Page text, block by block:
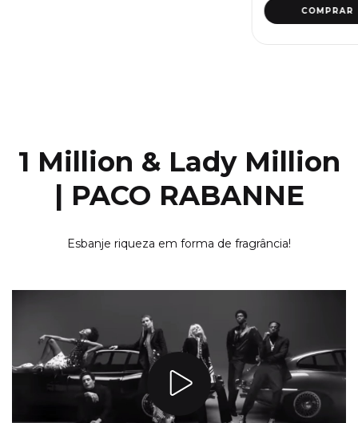
1 Million & Lady Million
| PACO RABANNE
Esbanje riqueza em forma de fragrância!